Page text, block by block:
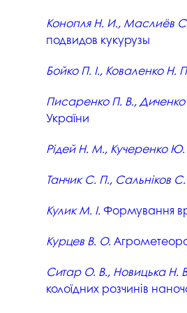
Профспілка
Асоціація
Наші контакти
Публічна інформація
Антикорупційна
Конопля Н. И., Маслиёв
подвидов кукурузы
Бойко П. І., Коваленко
Писаренко П. В.,
України
Рідей Н. М., Кучеренко
Танчик С. П., Сальніков
Кулик М. І. Формування
Курцев В. О.
Ситар О. В., Новицька Н.
колоїдних розчинів